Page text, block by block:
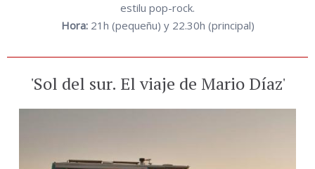
estilu pop-rock.
Hora:21h (pequeñu) y 22.30h (principal)
'Sol del sur. El viaje de Mario Díaz'